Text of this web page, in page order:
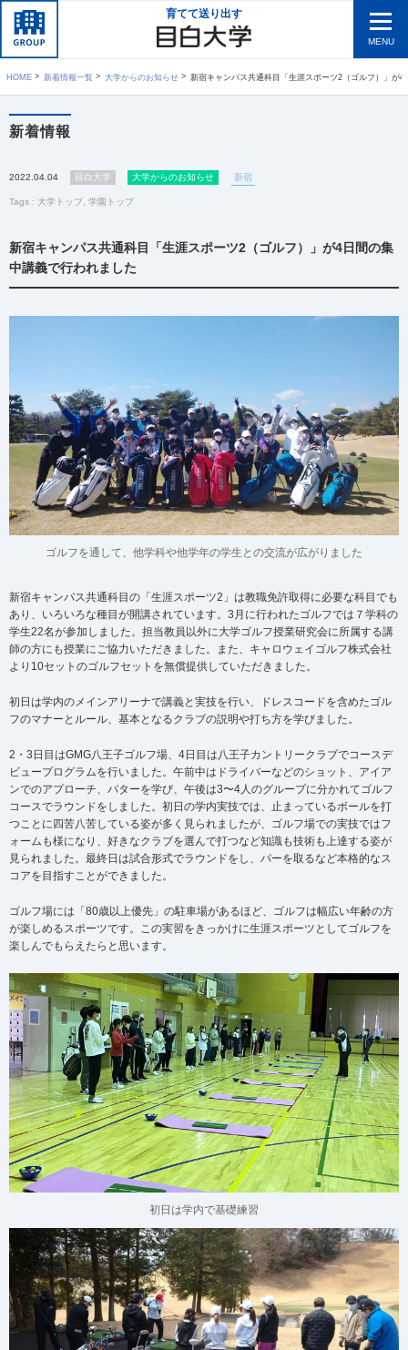
育てて送り出す
MENU
HOME 新着情報一覧 大学からのお知らせ 新宿キャンパス共通科目「生涯スポーツ2（ゴルフ）」が4日間の集中講義
新着情報
2022.04.04 目白大学 大学からのお知らせ 新宿
Tags : 大学トップ 学園トップ
新宿キャンパス共通科目「生涯スポーツ2（ゴルフ）」が4日間の集
中講義で行われました
ゴルフを通して、他学科や他学年の学生との交流が広がりました
新宿キャンパス共通科目の「生涯スポーツ2」は教職免許取得に必要な科目でも
あり、いろいろな種目が開講されています。3月に行われたゴルフでは７学科の
学生22名が参加しました。担当教員以外に大学ゴルフ授業研究会に所属する講
師の方にも授業にご協力いただきました。また、キャロウェイゴルフ株式会社
より10セットのゴルフセットを無償提供していただきました。
初日は学内のメインアリーナで講義と実技を行い、ドレスコードを含めたゴル
フのマナーとルール、基本となるクラブの説明や打ち方を学びました。
2・3日目はGMG八王子ゴルフ場、4日目は八王子カントリークラブでコースデ
ビュープログラムを行いました。午前中はドライバーなどのショット、アイア
ンでのアプローチ、パターを学び、午後は3〜4人のグループに分かれてゴルフ
コースでラウンドをしました。初日の学内実技では、止まっているボールを打
つことに四苦八苦している姿が多く見られましたが、ゴルフ場での実技ではフ
ォームも様になり、好きなクラブを選んで打つなど知識も技術も上達する姿が
見られました。最終日は試合形式でラウンドをし、パーを取るなど本格的なス
コアを目指すことができました。
ゴルフ場には「80歳以上優先」の駐車場があるほど、ゴルフは幅広い年齢の方
が楽しめるスポーツです。この実習をきっかけに生涯スポーツとしてゴルフを
楽しんでもらえたらと思います。
初日は学内で基礎練習